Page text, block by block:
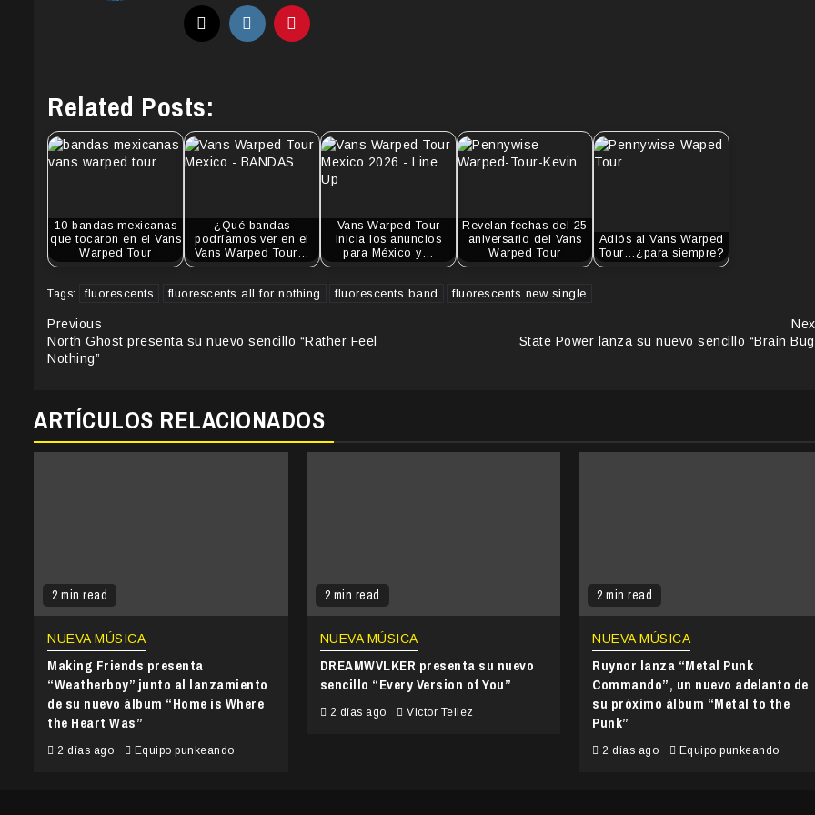
Related Posts:
10 bandas mexicanas
que tocaron en el Vans
Warped Tour
¿Qué bandas
podríamos ver en el
Vans Warped Tour…
Vans Warped Tour
inicia los anuncios
para México y…
Revelan fechas del 25
aniversario del Vans
Warped Tour
Adiós al Vans Warped
Tour…¿para siempre?
Tags: fluorescents fluorescents all for nothing fluorescents band fluorescents new single
Continue
Reading
Previous
North Ghost presenta su nuevo sencillo “Rather Feel
Nothing”
State Power lanza su nuevo sencillo “Brain
ARTÍCULOS RELACIONADOS
2 min read
NUEVA MÚSICA
Making Friends presenta
“Weatherboy” junto al lanzamiento
de su nuevo álbum “Home is Where
the Heart Was”
2 días ago Equipo punkeando
2 min read
NUEVA MÚSICA
DREAMWVLKER presenta su nuevo
sencillo “Every Version of You”
2 días ago Victor Tellez
2 min read
NUEVA MÚSICA
Ruynor lanza “Metal Punk
Commando”, un nuevo adelanto de
su próximo álbum “Metal to the
Punk”
2 días ago Equipo punkeando